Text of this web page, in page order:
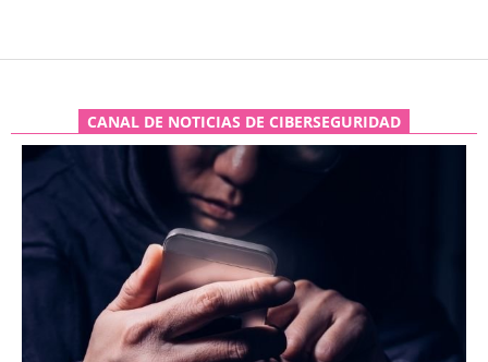
CANAL DE NOTICIAS DE CIBERSEGURIDAD